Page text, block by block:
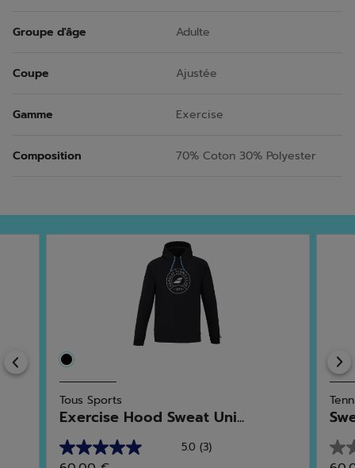
Groupe d'âge Adulte
Coupe Ajustée
Gamme Exercise
Composition 70% Coton 30% Polyester
Previous
Tous Sports
Exercise Hood Sweat Uni...
5.0 (3)
5.0
0.0